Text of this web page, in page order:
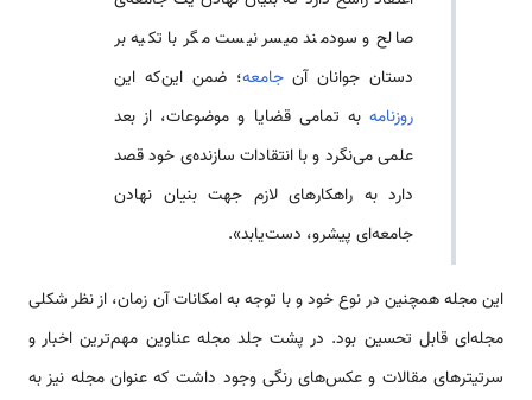
صالح و سودمند میسر نیست مگر با تکیه بر
دستان جوانان آنجامعه؛ ضمن این‌که این
روزنامه به تمامی‌ قضایا و موضوعات، از بعد
علمی‌ می‌نگرد و با انتقادات سازنده‌ی خود قصد
دارد به راهکارهای لازم جهت بنیان نهادن
جامعه‌ای پیشرو، دست‌یابد».
این مجله همچنین در نوع خود و با توجه به امکانات آن زمان، از نظر شکلی
مجله‌ای قابل تحسین بود. در پشت جلد مجله عناوین مهم‌ترین اخبار و
سرتیترهای مقالات و عکس‌های رنگی وجود داشت که عنوان مجله نیز به